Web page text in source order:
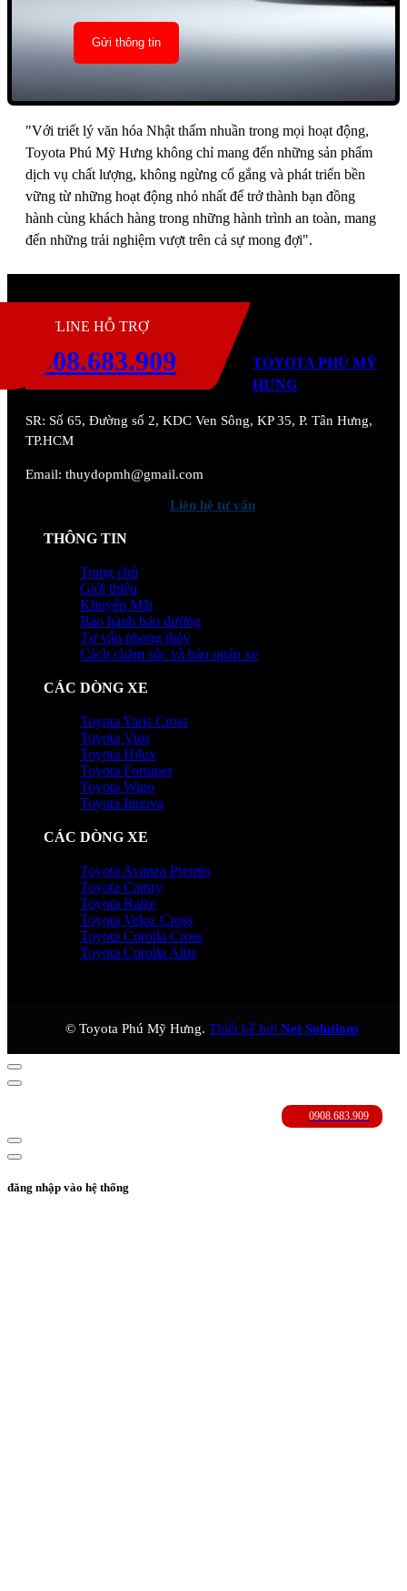
"Với triết lý văn hóa Nhật thấm nhuần trong mọi hoạt động,
Toyota Phú Mỹ Hưng không chỉ mang đến những sản phẩm
dịch vụ chất lượng, không ngừng cố gắng và phát triển bền
vững từ những hoạt động nhỏ nhất để trở thành bạn đồng
hành cùng khách hàng trong những hành trình an toàn, mang
đến những trải nghiệm vượt trên cả sự mong đợi".
HOTLINE HỖ TRỢ
0908.683.909
TOYOTA PHÚ MỸ
HƯNG
SR: Số 65, Đường số 2, KDC Ven Sông, KP 35, P. Tân Hưng,
TP.HCM
Email: thuydopmh@gmail.com
Liên hệ tư vấn
THÔNG TIN
Trang chủ
Giới thiệu
Khuyến Mãi
Bảo hành bảo dưỡng
Tư vấn phong thủy
Cách chăm sóc và bảo quản xe
CÁC DÒNG XE
Toyota Yaris Cross
Toyota Vios
Toyota Hilux
Toyota Fortuner
Toyota Wigo
Toyota Innova
CÁC DÒNG XE
Toyota Avanza Premio
Toyota Camry
Toyota Raize
Toyota Veloz Cross
Toyota Corolla Cross
Toyota Corolla Altis
© Toyota Phú Mỹ Hưng.Thiết kế bởiNet Solutions
đăng nhập vào hệ thống